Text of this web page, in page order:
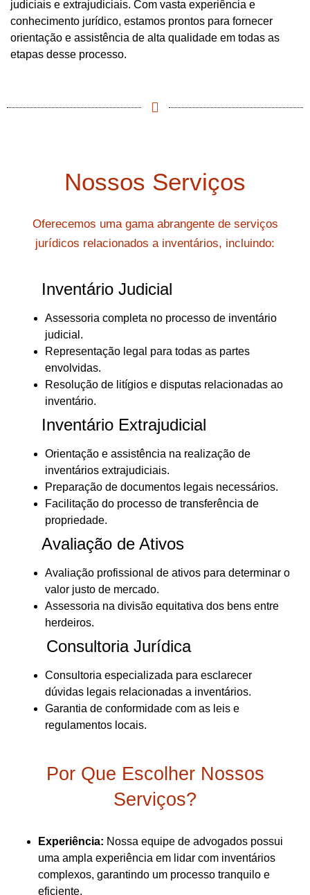
judiciais e extrajudiciais. Com vasta experiência e
conhecimento jurídico, estamos prontos para fornecer
orientação e assistência de alta qualidade em todas as
etapas desse processo.
Nossos Serviços
Oferecemos uma gama abrangente de serviços
jurídicos relacionados a inventários, incluindo:
Inventário Judicial
Assessoria completa no processo de inventário
judicial.
Representação legal para todas as partes
envolvidas.
Resolução de litígios e disputas relacionadas ao
inventário.
Inventário Extrajudicial
Orientação e assistência na realização de
inventários extrajudiciais.
Preparação de documentos legais necessários.
Facilitação do processo de transferência de
propriedade.
Avaliação de Ativos
Avaliação profissional de ativos para determinar o
valor justo de mercado.
Assessoria na divisão equitativa dos bens entre
herdeiros.
Consultoria Jurídica
Consultoria especializada para esclarecer
dúvidas legais relacionadas a inventários.
Garantia de conformidade com as leis e
regulamentos locais.
Por Que Escolher Nossos
Serviços?
Experiência: Nossa equipe de advogados possui
uma ampla experiência em lidar com inventários
complexos, garantindo um processo tranquilo e
eficiente.